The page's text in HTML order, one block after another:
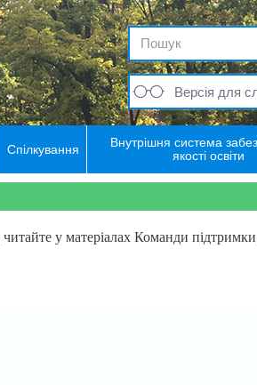
Версія для
Спілкування
Внутрішня система
якості освіти
у матеріалах Команди